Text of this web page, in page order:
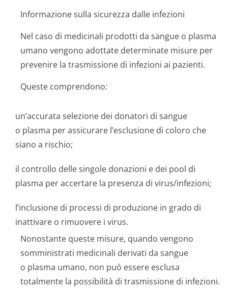
Informazione sulla sicurezza dalle infezioni
Nel caso di medicinali prodotti da sangue o plasma
umano vengono adottate determinate misure per
prevenire la trasmissione di infezioni ai pazienti.
Queste comprendono:
un’accurata selezione dei donatori di sangue
o plasma per assicurare l’esclusione di coloro che
siano a rischio;
il controllo delle singole donazioni e dei pool di
plasma per accertare la presenza di virus/infezioni;
l’inclusione di processi di produzione in grado di
inattivare o rimuovere i virus.
Nonostante queste misure, quando vengono
somministrati medicinali derivati da sangue
o plasma umano, non può essere esclusa
totalmente la possibilità di trasmissione di infezioni.